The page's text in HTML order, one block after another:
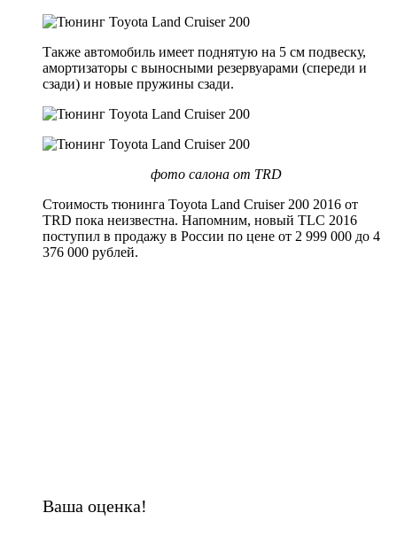
Также автомобиль имеет поднятую на 5 см подвеску,
амортизаторы с выносными резервуарами (спереди и
сзади) и новые пружины сзади.
фото салона от TRD
Стоимость тюнинга Toyota Land Cruiser 200 2016 от
TRD пока неизвестна. Напомним, новый TLC 2016
поступил в продажу в России по цене от 2 999 000 до 4
376 000 рублей.
Ваша оценка!